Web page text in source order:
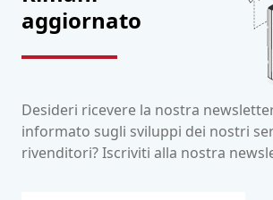
aggiornato
Desideri ricevere la nostra
informato sugli sviluppi dei nostri
rivenditori? Iscriviti alla nostra